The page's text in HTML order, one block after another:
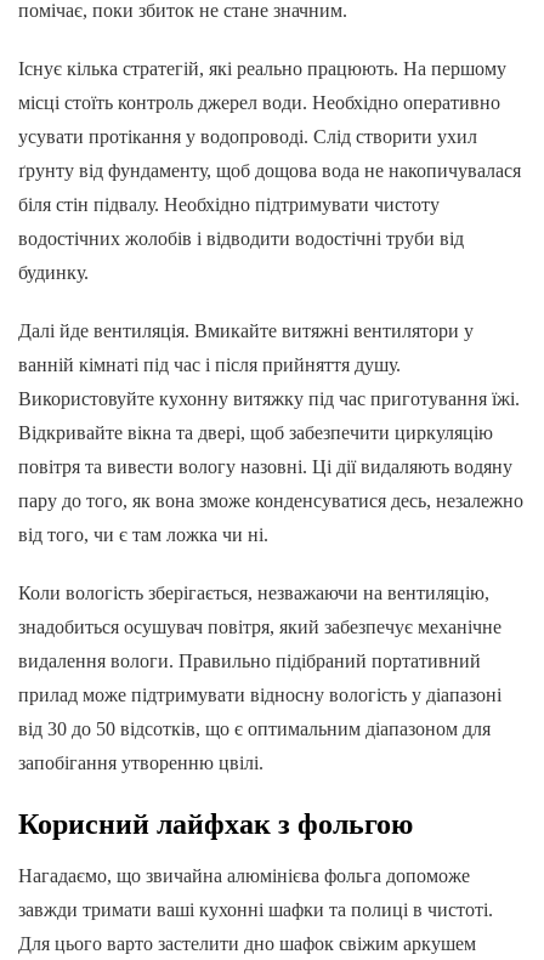
помічає, поки збиток не стане значним.
Існує кілька стратегій, які реально працюють. На першому
місці стоїть контроль джерел води. Необхідно оперативно
усувати протікання у водопроводі. Слід створити ухил
ґрунту від фундаменту, щоб дощова вода не накопичувалася
біля стін підвалу. Необхідно підтримувати чистоту
водостічних жолобів і відводити водостічні труби від
будинку.
Далі йде вентиляція. Вмикайте витяжні вентилятори у
ванній кімнаті під час і після прийняття душу.
Використовуйте кухонну витяжку під час приготування їжі.
Відкривайте вікна та двері, щоб забезпечити циркуляцію
повітря та вивести вологу назовні. Ці дії видаляють водяну
пару до того, як вона зможе конденсуватися десь, незалежно
від того, чи є там ложка чи ні.
Коли вологість зберігається, незважаючи на вентиляцію,
знадобиться осушувач повітря, який забезпечує механічне
видалення вологи. Правильно підібраний портативний
прилад може підтримувати відносну вологість у діапазоні
від 30 до 50 відсотків, що є оптимальним діапазоном для
запобігання утворенню цвілі.
Корисний лайфхак з фольгою
Нагадаємо, що звичайна алюмінієва фольга допоможе
завжди тримати ваші кухонні шафки та полиці в чистоті.
Для цього варто застелити дно шафок свіжим аркушем